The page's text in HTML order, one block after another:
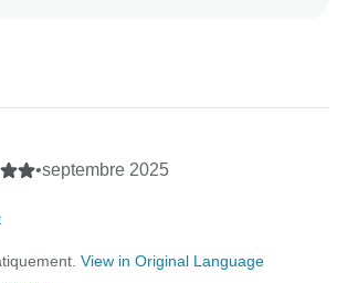
!
•septembre 2025
View in Original Language